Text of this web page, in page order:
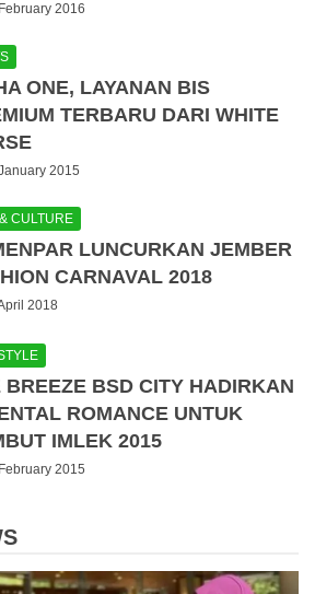
2016
ONE, LAYANAN BIS
TERBARU DARI WHITE
2015
CULTURE
LUNCURKAN JEMBER
CARNAVAL 2018
2018
BREEZE BSD CITY HADIRKAN
ROMANCE UNTUK
IMLEK 2015
2015